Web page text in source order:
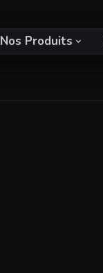
Nos Produits